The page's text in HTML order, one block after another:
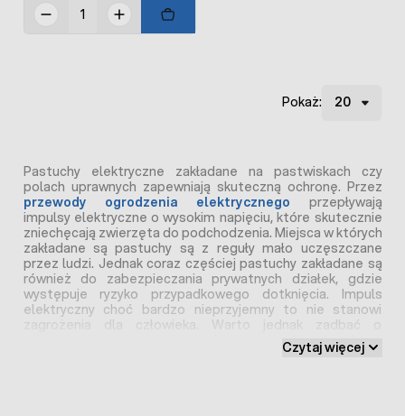
Pokaż:
Pastuchy elektryczne zakładane na pastwiskach czy
polach uprawnych zapewniają skuteczną ochronę. Przez
przewody ogrodzenia elektrycznego przepływają
impulsy elektryczne o wysokim napięciu, które skutecznie
zniechęcają zwierzęta do podchodzenia. Miejsca w których
zakładane są pastuchy są z reguły mało uczęszczane
przez ludzi. Jednak coraz częściej pastuchy zakładane są
również do zabezpieczania prywatnych działek, gdzie
występuje ryzyko przypadkowego dotknięcia. Impuls
elektryczny choć bardzo nieprzyjemny to nie stanowi
zagrożenia dla człowieka. Warto jednak zadbać o
odpowiednie oznaczenie każdego pastucha co uchroni
przed przypadkowym dotknięciem. Ale samo oznaczenie
Czytaj więcej